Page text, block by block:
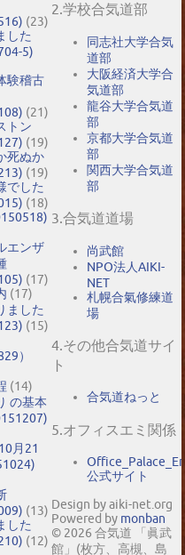
(23)
した
5)
験稽古
(21)
トン
(19)
死ぬか
(19)
でした
(18)
エンザ
(17)
(17)
ました
(15)
）
(14)
の基本
月21
(13)
した
(12)
2.学校合気道部
同志社大学合気
道部
大阪経済大学合
気道部
龍谷大学合気道
部
京都大学合気道
部
関西大学合気道
部
3.合気道道場
尚武館
NPO法人AIKI-
NET
札幌合氣修練道
場
4.その他合気道サイ
ト
合気道ねっと
5.オフィスエミ関係
公式サイト
Design by aiki-net.org
Powered by monban
© 2026 合気道 「眞武
館」(枚方、高槻、島